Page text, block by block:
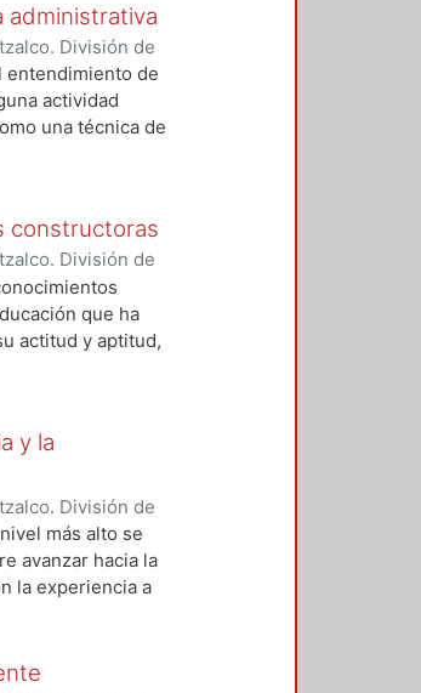
administrativa
División de
entendimiento de
actividad
una técnica de
que permita
un marco
constructoras
División de
;Vázquez
que ha
actitud y aptitud,
empezar por el
a pie de obra.
y la
División de
Antonio;Rocha
más alto se
avanzar hacia la
la experiencia a
completa,
las